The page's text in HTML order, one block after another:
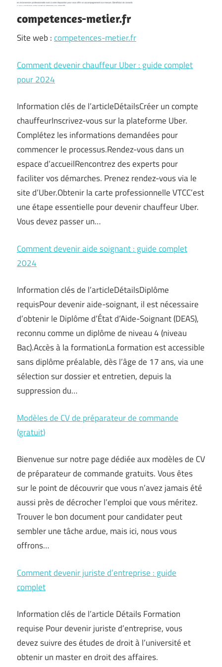
competences-metier.fr
Site web :competences-metier.fr
Comment devenir chauffeur Uber : guide complet
pour 2024
Information clés de l’articleDétailsCréer un compte
chauffeurInscrivez-vous sur la plateforme Uber.
Complétez les informations demandées pour
commencer le processus.Rendez-vous dans un
espace d’accueilRencontrez des experts pour
faciliter vos démarches. Prenez rendez-vous via le
site d’Uber.Obtenir la carte professionnelle VTCC’est
une étape essentielle pour devenir chauffeur Uber.
Vous devez passer un…
Comment devenir aide soignant : guide complet
2024
Information clés de l’articleDétailsDiplôme
requisPour devenir aide-soignant, il est nécessaire
d’obtenir le Diplôme d’État d’Aide-Soignant (DEAS),
reconnu comme un diplôme de niveau 4 (niveau
Bac).Accès à la formationLa formation est accessible
sans diplôme préalable, dès l’âge de 17 ans, via une
sélection sur dossier et entretien, depuis la
suppression du…
Modèles de CV de préparateur de commande
(gratuit)
Bienvenue sur notre page dédiée aux modèles de CV
de préparateur de commande gratuits. Vous êtes
sur le point de découvrir que vous n’avez jamais été
aussi près de décrocher l’emploi que vous méritez.
Trouver le bon document pour candidater peut
sembler une tâche ardue, mais ici, nous vous
offrons…
Comment devenir juriste d’entreprise : guide
complet
Information clés de l’article Détails Formation
requise Pour devenir juriste d’entreprise, vous
devez suivre des études de droit à l’université et
obtenir un master en droit des affaires.